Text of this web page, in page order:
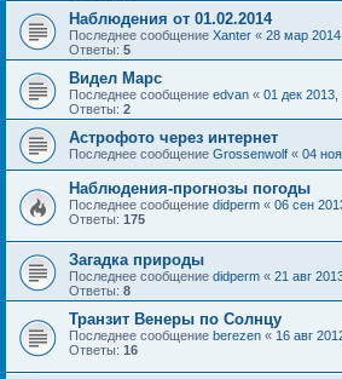
Наблюдения от 01.02.2014
Последнее сообщение Xanter « 28 мар
Ответы: 5
Видел Марс
Последнее сообщение edvan « 01 дек 2013,
Ответы: 2
Астрофото через интернет
Последнее сообщение Grossenwolf « 04
Наблюдения-прогнозы погоды
Последнее сообщение didperm « 06 сен
Ответы: 175
Загадка природы
Последнее сообщение didperm « 21 авг
Ответы: 8
Транзит Венеры по Солнцу
Последнее сообщение berezen « 16 авг
Ответы: 16